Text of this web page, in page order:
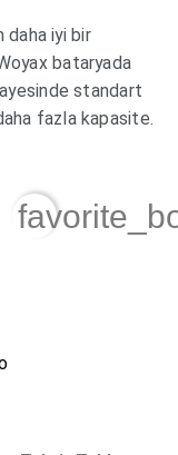
iyi bir
bataryada
standart
fazla kapasite.